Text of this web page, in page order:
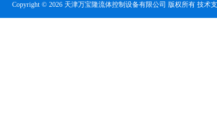
Copyright © 2026 天津万宝隆流体控制设备有限公司 版权所有 技术